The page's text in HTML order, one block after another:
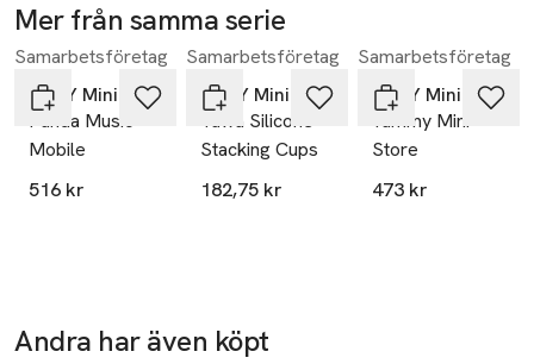
Mer från samma serie
Hoppa över bildspelet
Samarbetsföretag
OYOY Mini
Panda Music
Mobile
516 kr
Samarbetsföretag
OYOY Mini
Tawa Silicone
Stacking Cups
182,75 kr
Samarbetsföretag
OYOY Mini
Yummy Mini
Store
473 kr
Andra har även köpt